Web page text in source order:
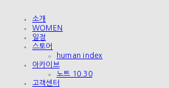
소개
WOMEN
일정
스토어
human index
아카이브
노트 10.30
고객센터